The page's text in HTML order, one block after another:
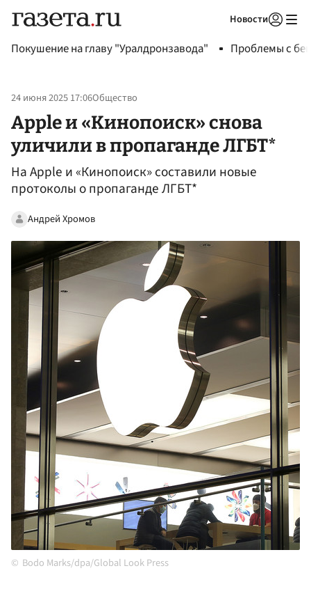
Новости
Покушение на главу "Уралдронзавода" Проблемы с
24 июня 2025 17:06Общество
Apple и «Кинопоиск» снова
уличили в пропаганде ЛГБТ*
На Apple и «Кинопоиск» составили новые
протоколы о пропаганде ЛГБТ*
Андрей Хромов
Bodo Marks/dpa/Global Look Press